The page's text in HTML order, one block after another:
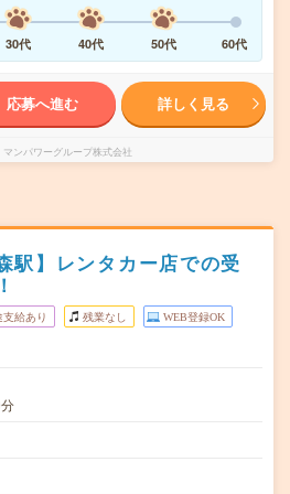
30代 40代 50代 60代
応募へ進む 詳しく見る
マンパワーグループ株式会社
駅】レンタカー店での受
給あり 残業なし WEB登録OK